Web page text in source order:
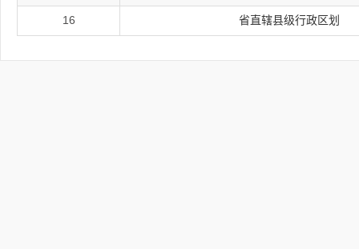
16 省直辖县级行政区划